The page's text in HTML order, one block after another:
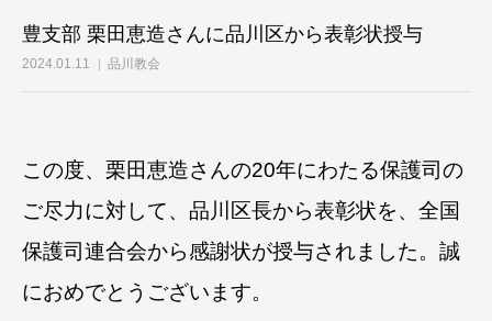
豊支部 栗田恵造さんに品川区から表彰状授与
2024.01.11 品川教会
この度、栗田恵造さんの20年にわたる保護司の
ご尽力に対して、品川区長から表彰状を、 全国
保護司連合会から感謝状が授与されました。誠
におめでとうございます。